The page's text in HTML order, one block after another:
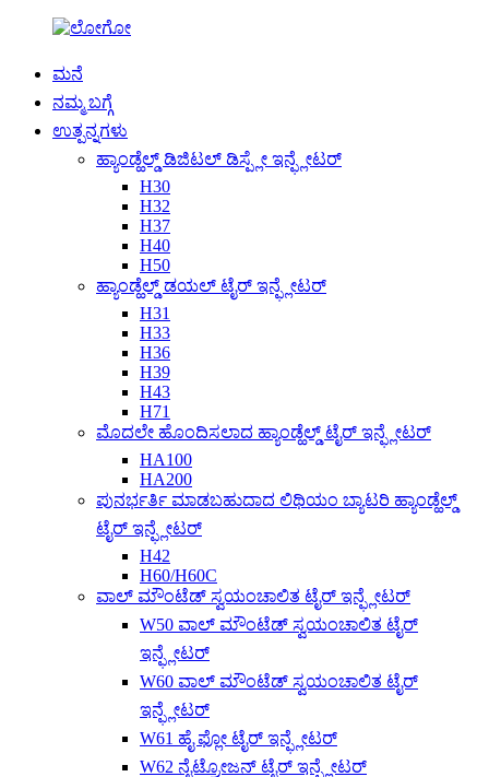
ಮನೆ
ನಮ್ಮ ಬಗ್ಗೆ
ಉತ್ಪನ್ನಗಳು
ಹ್ಯಾಂಡ್ಹೆಲ್ಡ್ ಡಿಜಿಟಲ್ ಡಿಸ್ಪ್ಲೇ ಇನ್ಫ್ಲೇಟರ್
H30
H32
H37
H40
H50
ಹ್ಯಾಂಡ್ಹೆಲ್ಡ್ ಡಯಲ್ ಟೈರ್ ಇನ್ಫ್ಲೇಟರ್
H31
H33
H36
H39
H43
H71
ಮೊದಲೇ ಹೊಂದಿಸಲಾದ ಹ್ಯಾಂಡ್ಹೆಲ್ಡ್ ಟೈರ್ ಇನ್ಫ್ಲೇಟರ್
HA100
HA200
ಪುನರ್ಭರ್ತಿ ಮಾಡಬಹುದಾದ ಲಿಥಿಯಂ ಬ್ಯಾಟರಿ ಹ್ಯಾಂಡ್ಹೆಲ್ಡ್
ಟೈರ್ ಇನ್ಫ್ಲೇಟರ್
H42
H60/H60C
ವಾಲ್ ಮೌಂಟೆಡ್ ಸ್ವಯಂಚಾಲಿತ ಟೈರ್ ಇನ್ಫ್ಲೇಟರ್
W50 ವಾಲ್ ಮೌಂಟೆಡ್ ಸ್ವಯಂಚಾಲಿತ ಟೈರ್
ಇನ್ಫ್ಲೇಟರ್
W60 ವಾಲ್ ಮೌಂಟೆಡ್ ಸ್ವಯಂಚಾಲಿತ ಟೈರ್
ಇನ್ಫ್ಲೇಟರ್
W61 ಹೈ ಫ್ಲೋ ಟೈರ್ ಇನ್ಫ್ಲೇಟರ್
W62 ನೈಟ್ರೋಜನ್ ಟೈರ್ ಇನ್ಫ್ಲೇಟರ್